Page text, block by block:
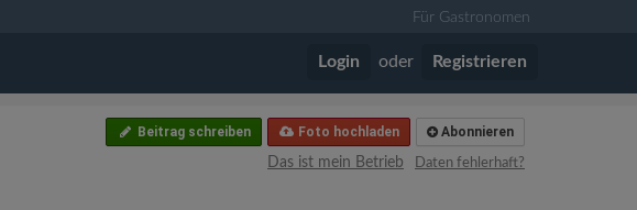
Für Gastronomen
Login oder Registrieren
Abonnieren
Foto hochladen
Beitrag schreiben
Daten fehlerhaft?
Das ist mein Betrieb